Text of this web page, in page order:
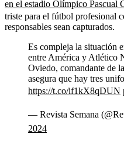
en el estadio Olímpico Pascual
triste para el fútbol profesional
responsables sean capturados.
Es compleja la situación
entre América y Atlético
Oviedo, comandante de
asegura que hay tres
https://t.co/if1kX8qDUN
— Revista Semana
2024